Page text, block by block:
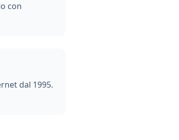
con
dal 1995.